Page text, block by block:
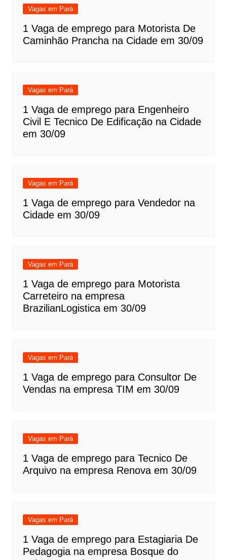
Vagas em Pará
1 Vaga de emprego para Motorista De
Caminhão Prancha na Cidade em 30/09
Vagas em Pará
1 Vaga de emprego para Engenheiro
Civil E Tecnico De Edificação na Cidade
em 30/09
Vagas em Pará
1 Vaga de emprego para Vendedor na
Cidade em 30/09
Vagas em Pará
1 Vaga de emprego para Motorista
Carreteiro na empresa
BrazilianLogistica em 30/09
Vagas em Pará
1 Vaga de emprego para Consultor De
Vendas na empresa TIM em 30/09
Vagas em Pará
1 Vaga de emprego para Tecnico De
Arquivo na empresa Renova em 30/09
Vagas em Pará
1 Vaga de emprego para Estagiaria De
Pedagogia na empresa Bosque do